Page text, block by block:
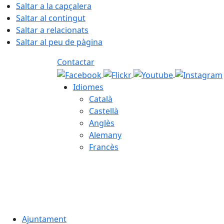
Saltar a la capçalera
Saltar al contingut
Saltar a relacionats
Saltar al peu de pàgina
Contactar
Idiomes
Català
Castellà
Anglès
Alemany
Francès
Ajuntament